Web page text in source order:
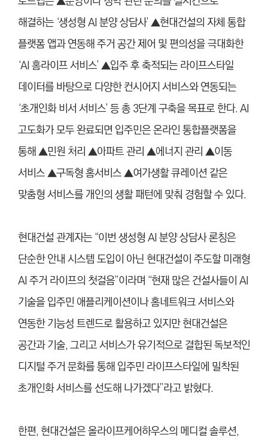
해결하는 ‘생성형 AI 분양 상담사’ ▲현대건설의 자체 통합
플랫폼 앱과 연동해 주거 공간 제어 및 편의성을 극대화한
‘AI 홈라이프 서비스’ ▲입주 후 축적되는 라이프스타일
데이터를 바탕으로 다양한 컨시어지 서비스와 연동되는
‘초개인화 비서 서비스’ 등 총 3단계 구축을 목표로 한다. AI
고도화가 모두 완료되면 입주민은 온라인 통합플랫폼을
통해 ▲민원 처리 ▲아파트 관리 ▲에너지 관리 ▲이동
서비스 ▲구독형 홈서비스 ▲여가생활 큐레이션 같은
맞춤형 서비스를 개인의 생활 패턴에 맞춰 경험할 수 있다.
현대건설 관계자는 “이번 생성형 AI 분양 상담사 론칭은
단순한 안내 시스템 도입이 아닌 현대건설이 주도할 미래형
AI 주거 라이프의 첫걸음”이라며 “현재 많은 건설사들이 AI
기술을 입주민 애플리케이션이나 홈네트워크 서비스와
연동한 기능성 트렌드로 활용하고 있지만 현대건설은
공간과 기술, 그리고 서비스가 유기적으로 결합된 독보적인
디지털 주거 문화를 통해 입주민 라이프스타일에 밀착된
초개인화 서비스를 선도해 나가겠다”라고 밝혔다.
한편, 현대건설은 올라이프케어하우스의 메디컬 솔루션,